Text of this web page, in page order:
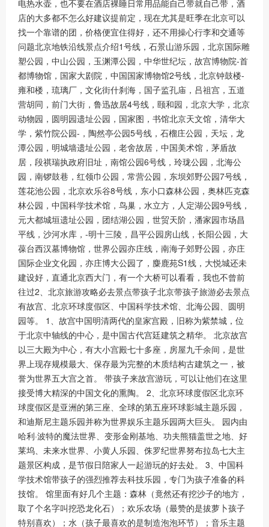
电热水壶，也不要在酒店裸睡日常用品能自己带就自己带，酒
店的大多都不怎么好建议提前定，现在尤其是旺季在北京可以
找一个靠谱的团，价格便宜住得好，还不用操心行李和交通等
问题北京地铁沿线景点介绍1号线，石景山游乐园，北京国际雕
塑公园，中山公园，玉渊潭公园，中华世纪坛，故宫博物院-首
都博物馆，国家大剧院，中国国家博物馆2号线，北京钟鼓楼-
雍和楼，琉璃厂，文化街什刹海，国子监孔庙，吕祖宫，五道
营胡同，前门大街，鲁迅故居4号线，颐和园，北京大学，北京
动物园，圆明园遗址公园，国家图，书馆北京天文馆，清华大
学，紫竹院公园-，陶然亭公园5号线，石榴庄公园，天坛，龙
潭公园，明城墙遗址公园，老舍故居，中国美术馆，茅盾故
居，段祺瑞执政府旧址，南馆公园6号线，玲珑公园，北海公
园，南锣鼓巷，红领巾公园，常营公园，东坝郊野公园7号线，
莲花池公园，北京欢乐谷8号线，东小口森林公园，奥林匹克森
林公园，中国科学技术馆，鸟巢，水立方，人定湖公园9号线，
元大都城垣遗址公园，团结湖公园，世贸天阶，潘家园市场昌
平线，沙河水库，-明十三陵，昌平公园房山线，长阳公园，大
葆台西汉墓博物馆，世界公园亦庄线，南海子郊野公园，亦庄
国际企业文化园，亦庄博大公园了，麋鹿苑S1线，大悦城还未
建设好，直通北京西大门，有一个大桥可以看看，我也不曾前
往过2、北京旅游攻略必去景点带孩子北京带孩子旅游必去景点
有故宫、北京环球度假区、中国科学技术馆、北海公园、圆明
园等。 1、故宫中国明清两代的皇家宫殿，旧称为紫禁城，位
于北京中轴线的中心，是中国古代宫廷建筑之精华。 北京故宫
以三大殿为中心，有大小宫殿七十多座，房屋九千余间，是世
界上现存规模最大、保存最为完整的木质结构古建筑之一，被
誉为世界五大宫之首。 带孩子来故宫游玩，可以让他们在这里
接受博大精深的中国文化的熏陶。 2、北京环球度假区北京环
球度假区是亚洲的第三座、全球的第五座环球影城主题乐园，
和迪斯尼主题乐园并称为世界娱乐主题乐园两大巨头。 园内由
哈利·波特的魔法世界、变形金刚基地、功夫熊猫盖世之地、好
莱坞、未来水世界、小黄人乐园、侏罗纪世界努布拉岛七大主
题景区构成，是节假日陪家人一起游玩的好去处。 3、中国科
学技术馆带孩子的强烈推荐去科技乐园，专门为孩子准备的科
技馆。 馆里面有好几个主题：森林（竟然还有挖沙子的地方，
取了个名字叫挖恐龙化石）；欢乐农场（最赞的是拔萝卜孩子
特别喜欢）；水（孩子最喜欢的是制造泡泡环节）；音乐主题